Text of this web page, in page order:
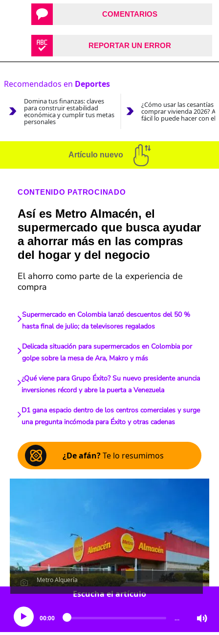
COMENTARIOS
REPORTAR UN ERROR
Recomendados en Deportes
Domina tus finanzas: claves
para construir estabilidad
económica y cumplir tus metas
personales
¿Cómo usar las cesantías
comprar vivienda 2026?
fácil lo puede hacer con el
Artículo nuevo
CONTENIDO PATROCINADO
Así es Metro Almacén, el
supermercado que busca ayudar
a ahorrar más en las compras
del hogar y del negocio
El ahorro como parte de la experiencia de
compra
Supermercado en Colombia lanzó descuentos del 50 %
hasta final de julio; da televisores regalados
Delicada situación para supermercados en Colombia por
golpe sobre la mesa de Ara, Makro y más
¿Qué viene para Grupo Éxito? Su nuevo presidente anuncia
inversiones récord y abre la puerta a Venezuela
D1 gana espacio dentro de los centros comerciales y surge
una pregunta incómoda para Éxito y otras cadenas
¿De afán?Te lo resumimos
Metro Alquería
Escucha el artículo
00:00 …